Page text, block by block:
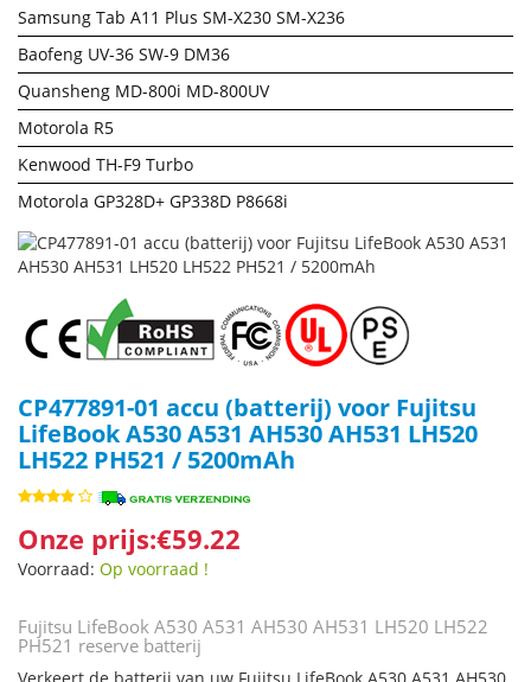
Samsung Tab A11 Plus SM-X230 SM-X236
Baofeng UV-36 SW-9 DM36
Quansheng MD-800i MD-800UV
Motorola R5
Kenwood TH-F9 Turbo
Motorola GP328D+ GP338D P8668i
CP477891-01 accu (batterij) voor Fujitsu
LifeBook A530 A531 AH530 AH531 LH520
LH522 PH521 / 5200mAh
Onze prijs:€59.22
Voorraad: Op voorraad !
Fujitsu LifeBook A530 A531 AH530 AH531 LH520 LH522
PH521 reserve batterij